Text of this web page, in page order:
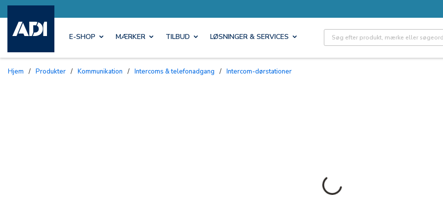
E-SHOP MÆRKER TILBUD LØSNINGER & SERVICES Site Search
Hjem / Produkter / Kommunikation / Intercoms & telefonadgang / Intercom-dørstationer